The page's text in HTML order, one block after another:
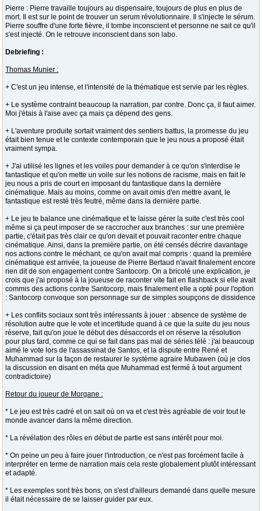
Pierre : Pierre travaille toujours au dispensaire, toujours de plus en plus de
mort. Il est sur le point de trouver un serum révolutionnaire. Il s'injecte le sérum.
Pierre souffre d'une forte fièvre, il tombe inconscient et personne ne sait ce qu'il
s'est injecté. On le retrouve inconscient dans son labo.
Debriefing :
Thomas Munier :
+ C'est un jeu intense, et l'intensité de la thématique est servie par les règles.
+ Le système contraint beaucoup la narration, par contre. Donc ça, il faut aimer.
Moi j'étais à l'aise avec ça mais ça dépend des gens.
+ L'aventure produite sortait vraiment des sentiers battus, la promesse du jeu
était bien tenue et le contexte contemporain que le jeu nous a proposé était
vraiment sympa.
+ J'ai utilisé les lignes et les voiles pour demander à ce qu'on s'interdise le
fantastique et qu'on mette un voile sur les notions de racisme, mais en fait le
jeu nous a pris de court en imposant du fantastique dans la dernière
cinématique. Mais au moins, comme on avait omis d'en mettre avant, le
fantastique est resté très feutré, même dans la dernière partie.
+ Le jeu te balance une cinématique et te laisse gérer la suite c'est très cool
même si ça peut imposer de se raccrocher aux branches : sur une première
partie, c'était pas très clair ce qu'on devait et pouvait raconter entre chaque
cinématique. Ainsi, dans la première partie, on été censés décrire davantage
nos actions contre le méchant, ce qu'on avait mal compris : quand la première
cinématique est arrivée, la joueuse de Pierre Bertaud n'avait finalement encore
rien dit de son engagement contre Santocorp. On a bricolé une explication, je
crois que j'ai proposé à la joueuse de raconter vite fait en flashback si elle avait
commis des actions contre Santocorp, mais finalement elle a opté pour l'option
: Santocorp convoque son personnage sur de simples soupçons de dissidence
+ Les conflits sociaux sont très intéressants à jouer : absence de système de
résolution autre que le vote et incertitude quand à ce que la suite du jeu nous
réserve, fait qu'on joue le début des désaccords et on réserve la résolution
pour plus tard, comme ce qui se fait dans pas mal de séries télé : j'ai beaucoup
aimé le vote lors de l'assassinat de Santos, et la dispute entre René et
Muhammad sur la façon de restaurer le système agraire Mubawen (où je clos
la discussion en disant en méta que Muhammad est fermé à tout argument
contradictoire)
Retour du joueur de Morgane :
* Le jeu est très cadré et on sait où on va et c'est très agréable de voir tout le
monde avancer dans la même direction.
* La révélation des rôles en début de partie est sans intérêt pour moi.
* On peine un peu à faire jouer l'introduction, ce n'est pas forcément facile à
interpréter en terme de narration mais cela reste globalement plutôt intéressant
et adapté.
* Les exemples sont très bons, on s'est d'ailleurs demandé dans quelle mesure
il était nécessaire de se laisser guider par eux.